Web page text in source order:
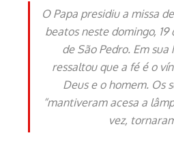
O Papa presidiu a missa
beatos neste domingo,
de São Pedro. Em sua
ressaltou que a fé é o
Deus e o homem. Os
“mantiveram acesa a
vez,